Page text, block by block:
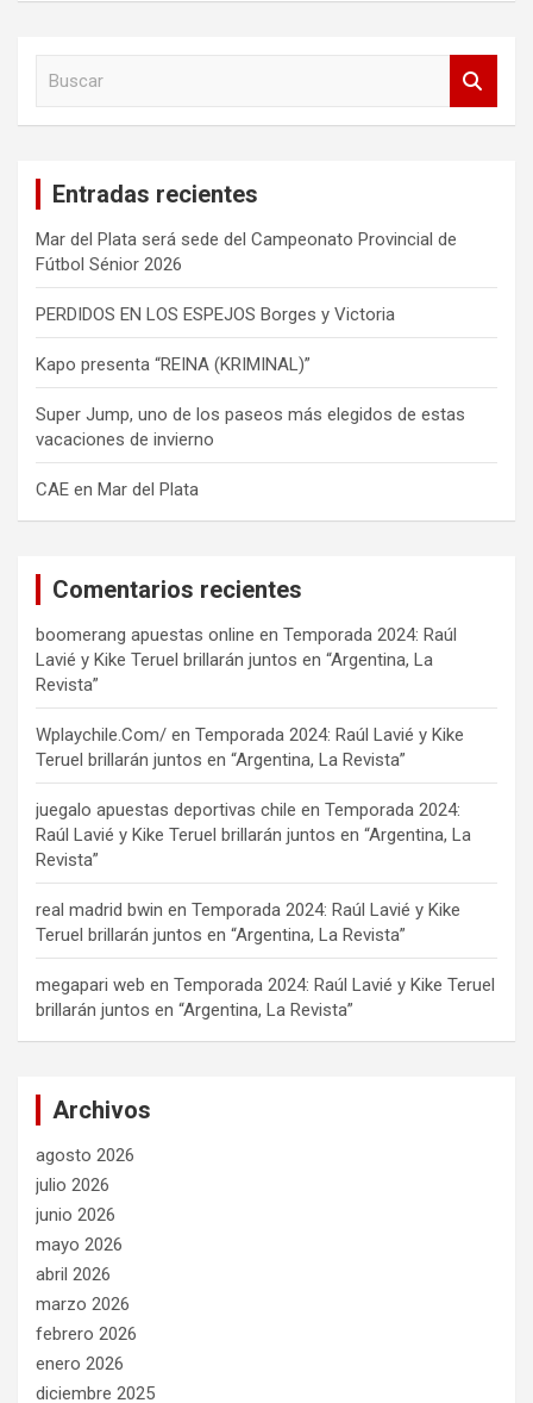
Entradas recientes
Mar del Plata será sede del Campeonato Provincial de
Fútbol Sénior 2026
PERDIDOS EN LOS ESPEJOS Borges y Victoria
Kapo presenta “REINA (KRIMINAL)”
Super Jump, uno de los paseos más elegidos de estas
vacaciones de invierno
CAE en Mar del Plata
Comentarios recientes
boomerang apuestas online en Temporada 2024: Raúl
Lavié y Kike Teruel brillarán juntos en “Argentina, La
Revista”
Wplaychile.Com/ en Temporada 2024: Raúl Lavié y Kike
Teruel brillarán juntos en “Argentina, La Revista”
juegalo apuestas deportivas chile en Temporada 2024:
Raúl Lavié y Kike Teruel brillarán juntos en “Argentina, La
Revista”
real madrid bwin en Temporada 2024: Raúl Lavié y Kike
Teruel brillarán juntos en “Argentina, La Revista”
megapari web en Temporada 2024: Raúl Lavié y Kike Teruel
brillarán juntos en “Argentina, La Revista”
Archivos
agosto 2026
julio 2026
junio 2026
mayo 2026
abril 2026
marzo 2026
febrero 2026
enero 2026
diciembre 2025